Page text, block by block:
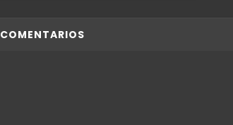
COMENTARIOS